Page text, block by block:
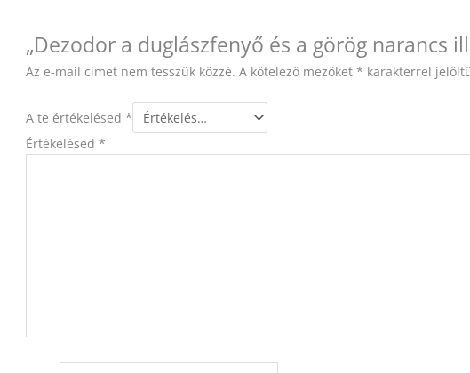
„Dezodor a duglászfenyő és a görög narancs
Az e-mail címet nem tesszük közzé. A kötelező mezőket * karakterrel
A te értékelésed *
Értékelésed *